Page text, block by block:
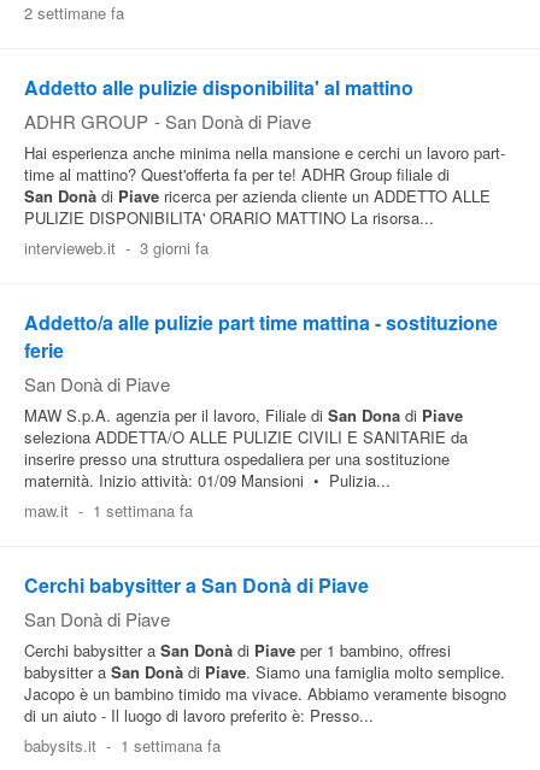
2 settimane fa
Addetto alle pulizie disponibilita' al mattino
ADHR GROUP - San Donà di Piave
Hai esperienza anche minima nella mansione e cerchi un lavoro part-
time al mattino? Quest'offerta fa per te! ADHR Group filiale di
San Donà di Piave ricerca per azienda cliente un ADDETTO ALLE
PULIZIE DISPONIBILITA' ORARIO MATTINO La risorsa...
intervieweb.it - 3 giorni fa
Addetto/a alle pulizie part time mattina - sostituzione
ferie
San Donà di Piave
MAW S.p.A. agenzia per il lavoro, Filiale di San Dona di Piave
seleziona ADDETTA/O ALLE PULIZIE CIVILI E SANITARIE da
inserire presso una struttura ospedaliera per una sostituzione
maternità. Inizio attività: 01/09 Mansioni • Pulizia...
maw.it - 1 settimana fa
Cerchi babysitter a San Donà di Piave
San Donà di Piave
Cerchi babysitter a San Donà di Piave per 1 bambino, offresi
babysitter a San Donà di Piave. Siamo una famiglia molto semplice.
Jacopo è un bambino timido ma vivace. Abbiamo veramente bisogno
di un aiuto - Il luogo di lavoro preferito è: Presso...
babysits.it - 1 settimana fa